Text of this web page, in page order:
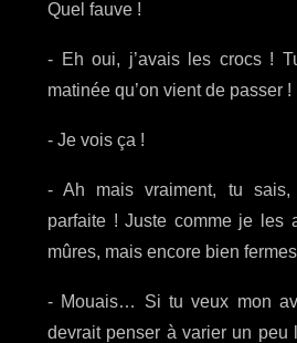
Quel fauve !
- Eh oui, j’avais les crocs !
matinée qu’on vient de passer !
- Je vois ça !
- Ah mais vraiment, tu
parfaite ! Juste comme je les
mûres, mais encore bien
- Mouais… Si tu veux mon
devrait penser à varier un peu